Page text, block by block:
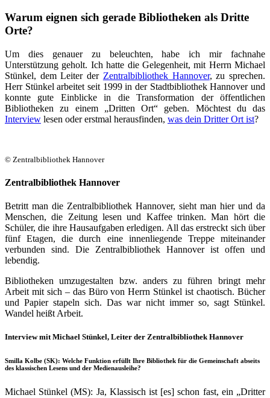
Warum eignen sich gerade Bibliotheken als Dritte
Orte?
Um dies genauer zu beleuchten, habe ich mir fachnahe
Unterstützung geholt. Ich hatte die Gelegenheit, mit Herrn Michael
Stünkel, dem Leiter der Zentralbibliothek Hannover, zu sprechen.
Herr Stünkel arbeitet seit 1999 in der Stadtbibliothek Hannover und
konnte gute Einblicke in die Transformation der öffentlichen
Bibliotheken zu einem „Dritten Ort“ geben. Möchtest du das
Interview lesen oder erstmal herausfinden, was dein Dritter Ort ist?
© Zentralbibliothek Hannover
Zentralbibliothek Hannover
Betritt man die Zentralbibliothek Hannover, sieht man hier und da
Menschen, die Zeitung lesen und Kaffee trinken. Man hört die
Schüler, die ihre Hausaufgaben erledigen. All das erstreckt sich über
fünf Etagen, die durch eine innenliegende Treppe miteinander
verbunden sind. Die Zentralbibliothek Hannover ist offen und
lebendig.
Bibliotheken umzugestalten bzw. anders zu führen bringt mehr
Arbeit mit sich – das Büro von Herrn Stünkel ist chaotisch. Bücher
und Papier stapeln sich. Das war nicht immer so, sagt Stünkel.
Wandel heißt Arbeit.
Interview mit Michael Stünkel, Leiter der Zentralbibliothek Hannover
Smilla Kolbe (SK): Welche Funktion erfüllt Ihre Bibliothek für die Gemeinschaft abseits
des klassischen Lesens und der Medienausleihe?
Michael Stünkel (MS): Ja, Klassisch ist [es] schon fast, ein „Dritter